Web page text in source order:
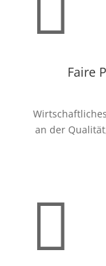
Faire
an der
